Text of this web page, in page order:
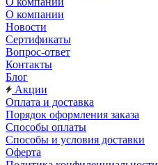
О компании
Новости
Сертификаты
Вопрос-ответ
Контакты
Блог
Акции
Оплата и доставка
Порядок оформления заказа
Способы оплаты
Способы и условия доставки
Оферта